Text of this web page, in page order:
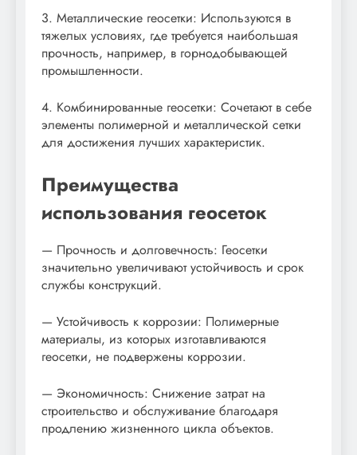
3. Металлические геосетки: Используются в
тяжелых условиях, где требуется наибольшая
прочность, например, в горнодобывающей
промышленности.
4. Комбинированные геосетки: Сочетают в себе
элементы полимерной и металлической сетки
для достижения лучших характеристик.
Преимущества
использования геосеток
— Прочность и долговечность: Геосетки
значительно увеличивают устойчивость и срок
службы конструкций.
— Устойчивость к коррозии: Полимерные
материалы, из которых изготавливаются
геосетки, не подвержены коррозии.
— Экономичность: Снижение затрат на
строительство и обслуживание благодаря
продлению жизненного цикла объектов.